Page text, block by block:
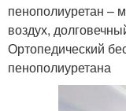
пенополиуретан –
воздух,
Ортопедический
пенополиуретана